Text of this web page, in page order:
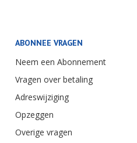
ABONNEE VRAGEN
Neem een Abonnement
Vragen over betaling
Adreswijziging
Opzeggen
Overige vragen